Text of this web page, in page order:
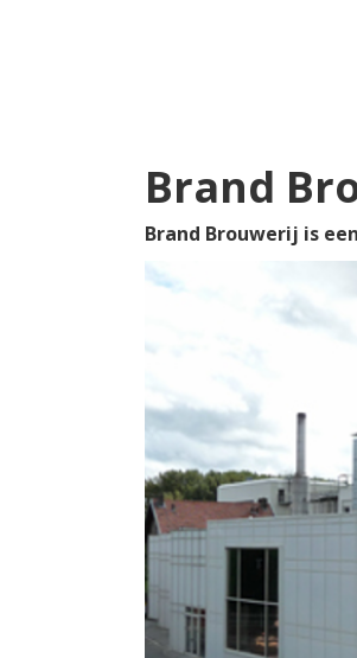
Brand
Brand Brouwerij is